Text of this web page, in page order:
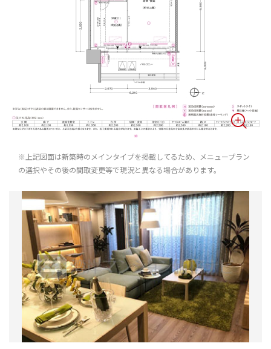
※上記図面は新築時のメインタイプを掲載してるため、メニュープラン
の選択やその後の間取変更等で現況と異なる場合があります。